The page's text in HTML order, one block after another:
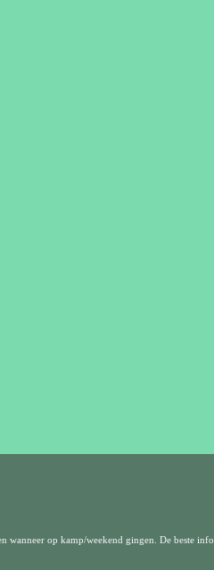
wanneer op kamp/weekend gingen. De beste info